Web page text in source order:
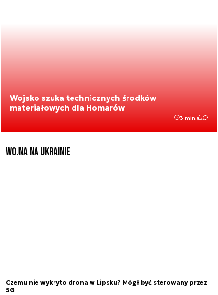
Wojsko szuka technicznych środków
materiałowych dla Homarów
3 min.
Wojna na Ukrainie
Czemu nie wykryto drona w Lipsku? Mógł być sterowany przez
5G